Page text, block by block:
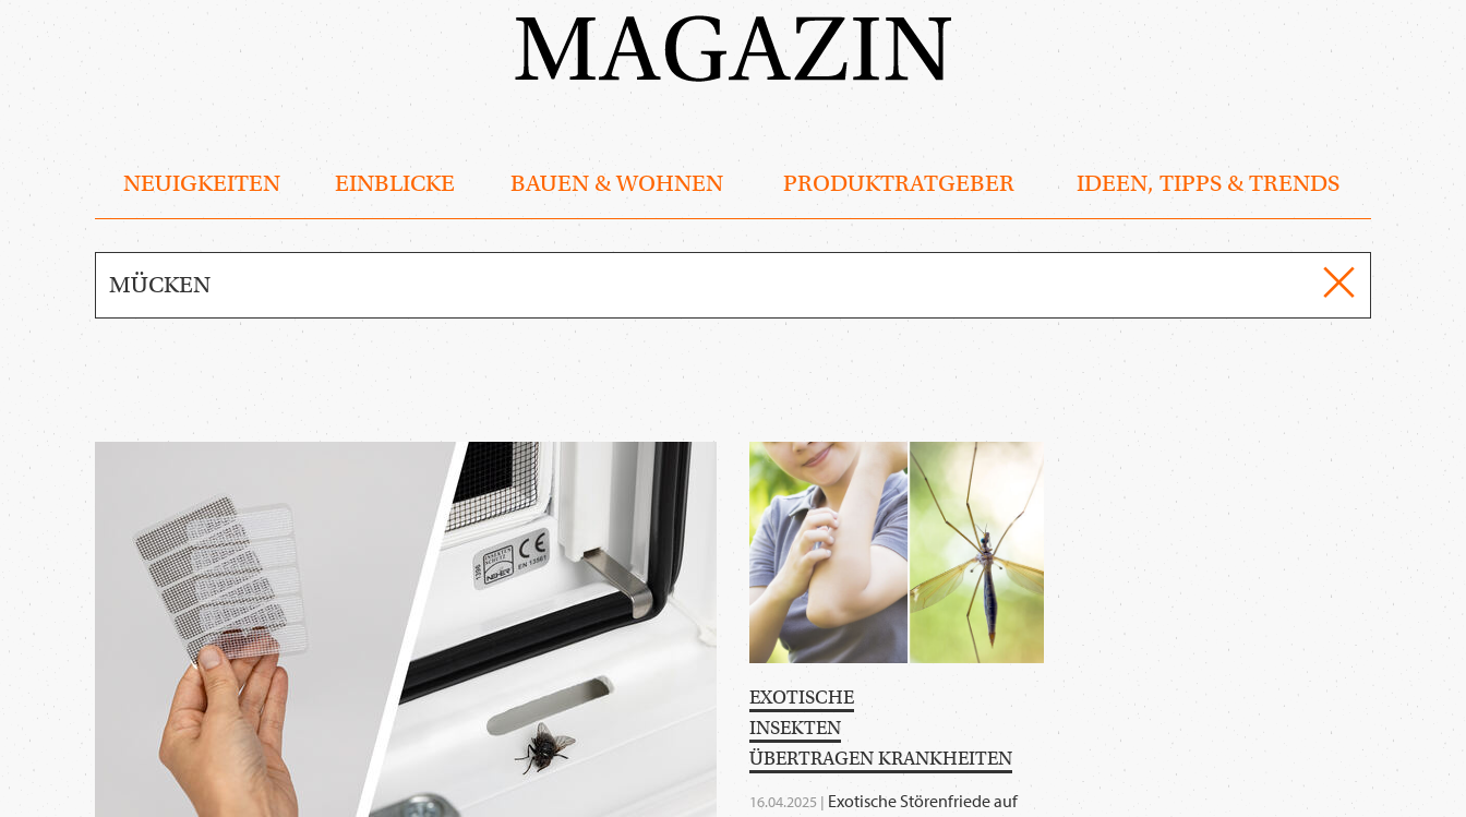
NEUIGKEITEN EINBLICKE BAUEN & WOHNEN PRODUKTRATGEBER IDEEN, TIPPS & TRENDS
DURCHSUCHEN
EXOTISCHE
INSEKTEN
ÜBERTRAGEN KRANKHEITEN
16.04.2025 | Exotische Störenfriede auf